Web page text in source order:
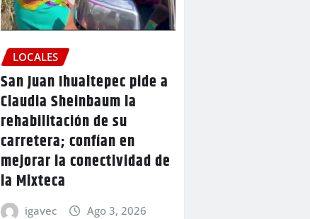
LOCALES
San Juan Ihualtepec pide a
Claudia Sheinbaum la
rehabilitación de su
carretera; confían en
mejorar la conectividad de
la Mixteca
igavec Ago 3, 2026